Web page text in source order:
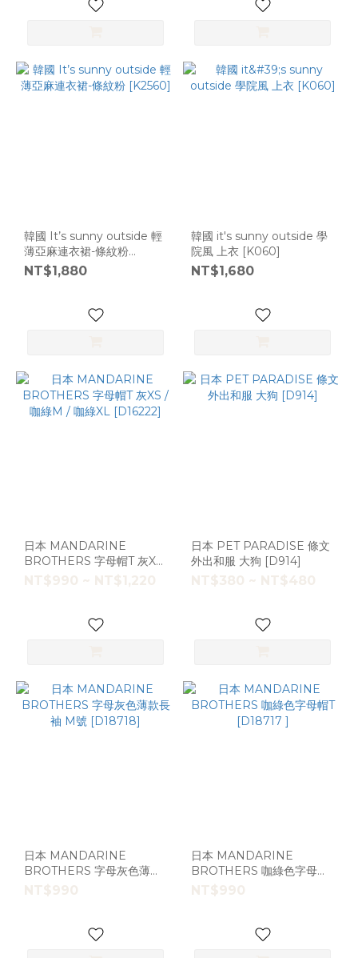
韓國 It’s sunny outside 輕
薄亞麻連衣裙-條紋粉
[K2560]
NT$1,880
韓國 it's sunny outside 學
院風 上衣 [K060]
NT$1,680
日本 MANDARINE
BROTHERS 字母帽T 灰XS
/ 咖綠M / 咖綠XL [D16222]
NT$990 ~ NT$1,220
日本 PET PARADISE 條文
外出和服 大狗 [D914]
NT$380 ~ NT$480
日本 MANDARINE
BROTHERS 字母灰色薄款
長袖 M號 [D18718]
NT$990
日本 MANDARINE
BROTHERS 咖綠色字母帽
T [D18717 ]
NT$990